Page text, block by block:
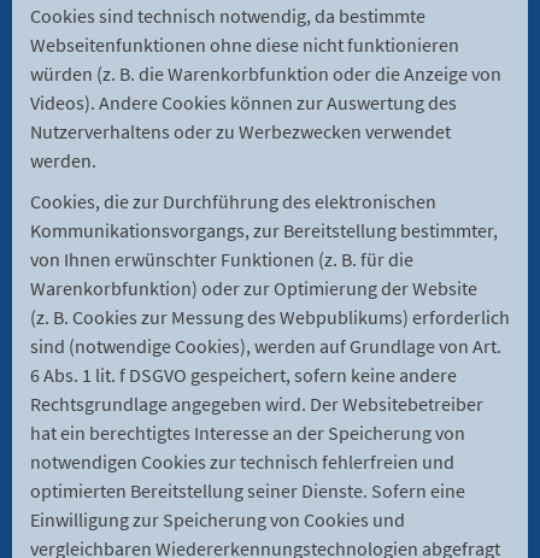
Cookies sind technisch notwendig, da bestimmte
Webseitenfunktionen ohne diese nicht funktionieren
würden (z. B. die Warenkorbfunktion oder die Anzeige von
Videos). Andere Cookies können zur Auswertung des
Nutzerverhaltens oder zu Werbezwecken verwendet
werden.
Cookies, die zur Durchführung des elektronischen
Kommunikationsvorgangs, zur Bereitstellung bestimmter,
von Ihnen erwünschter Funktionen (z. B. für die
Warenkorbfunktion) oder zur Optimierung der Website
(z. B. Cookies zur Messung des Webpublikums) erforderlich
sind (notwendige Cookies), werden auf Grundlage von Art.
6 Abs. 1 lit. f DSGVO gespeichert, sofern keine andere
Rechtsgrundlage angegeben wird. Der Websitebetreiber
hat ein berechtigtes Interesse an der Speicherung von
notwendigen Cookies zur technisch fehlerfreien und
optimierten Bereitstellung seiner Dienste. Sofern eine
Einwilligung zur Speicherung von Cookies und
vergleichbaren Wiedererkennungstechnologien abgefragt